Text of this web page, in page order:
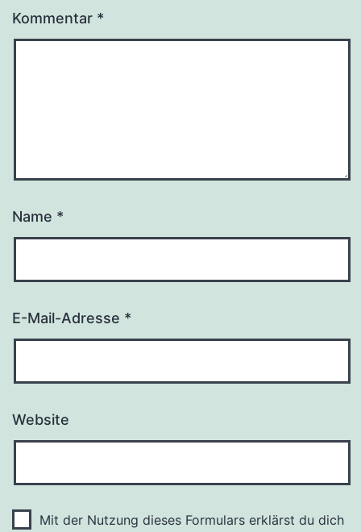
Kommentar *
Name *
E-Mail-Adresse *
Website
Mit der Nutzung dieses Formulars erklärst du dich